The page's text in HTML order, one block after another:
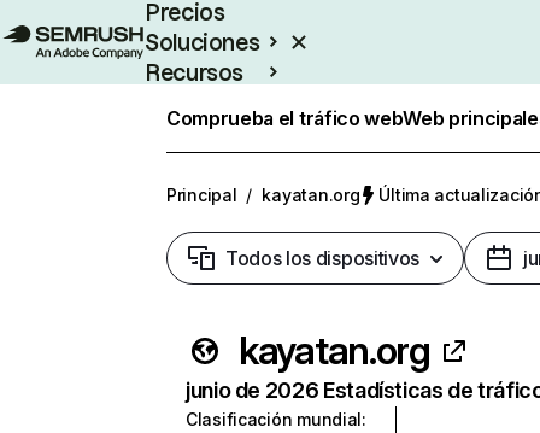
Precios
Soluciones
Recursos
Comprueba el tráfico webWeb
Principal / kayatan.org Última
Todos los dispositivos
kayatan.org
junio de 2026 Estadísticas de
Clasificación mundial: